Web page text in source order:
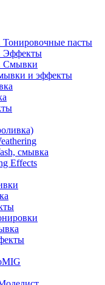
Тонировочные пасты
Эффекты
Смывки
и эффекты
смывка
Effects